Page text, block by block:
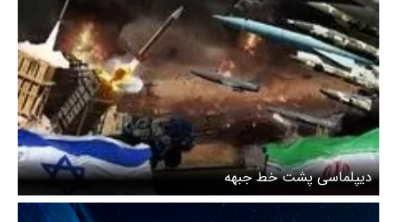
دیپلماسی پشت خط جبهه